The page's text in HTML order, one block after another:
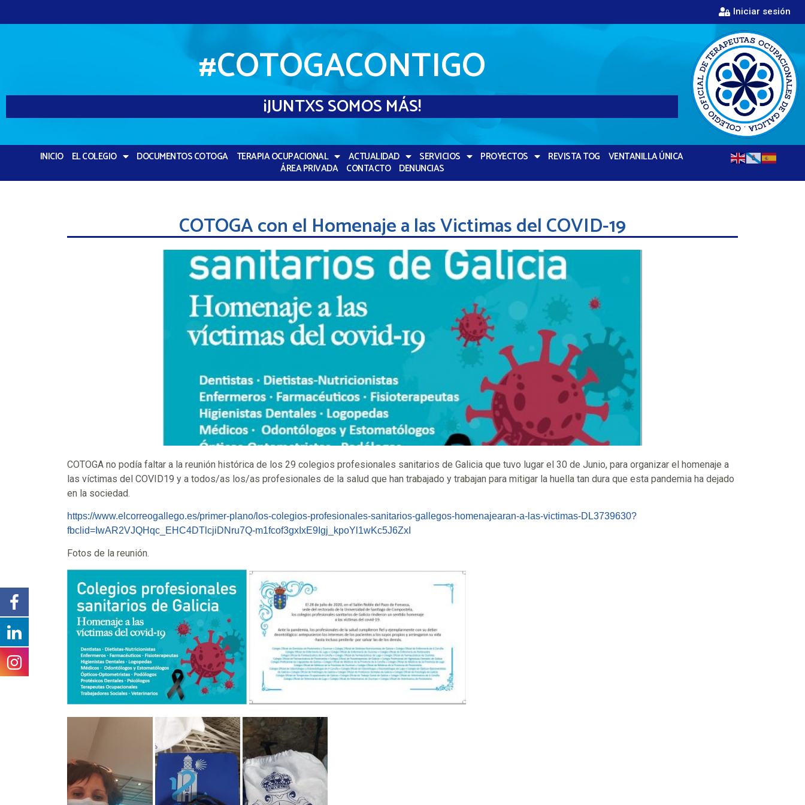
Iniciar sesión
#COTOGACONTIGO
¡JUNTXS SOMOS MÁS!
INICIO EL COLEGIO DOCUMENTOS COTOGA TERAPIA OCUPACIONAL ACTUALIDAD SERVICIOS PROYECTOS REVISTA TOG VENTANILLA ÚNICA
ÁREA PRIVADA CONTACTO DENUNCIAS
COTOGA con el Homenaje a las Victimas del COVID-19
COTOGA no podía faltar a la reunión histórica de los 29 colegios profesionales sanitarios de Galicia que tuvo lugar el 30 de Junio, para organizar el homenaje a
las víctimas del COVID19 y a todos/as los/as profesionales de la salud que han trabajado y trabajan para mitigar la huella tan dura que esta pandemia ha dejado
en la sociedad.
https://www.elcorreogallego.es/primer-plano/los-colegios-profesionales-sanitarios-gallegos-homenajearan-a-las-victimas-DL3739630?
fbclid=IwAR2VJQHqc_EHC4DTlcjiDNru7Q-m1fcof3gxIxE9Igj_kpoYl1wKc5J6ZxI
Fotos de la reunión.